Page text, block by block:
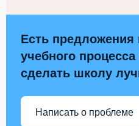
Есть предложения
учебного процесса
сделать школу
Написать о проблеме